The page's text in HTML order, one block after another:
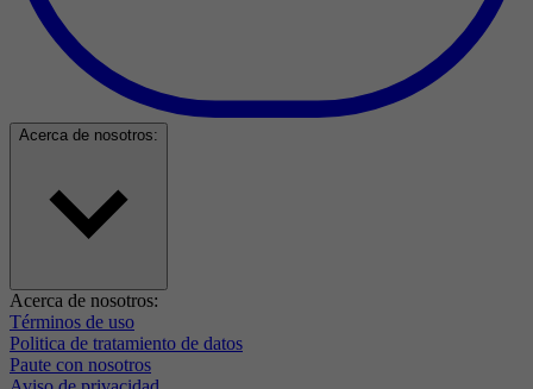
Acerca de nosotros:
Acerca de nosotros:
Términos de uso
Politica de tratamiento de datos
Paute con nosotros